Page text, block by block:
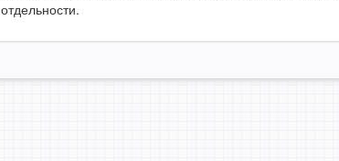
отдельности.